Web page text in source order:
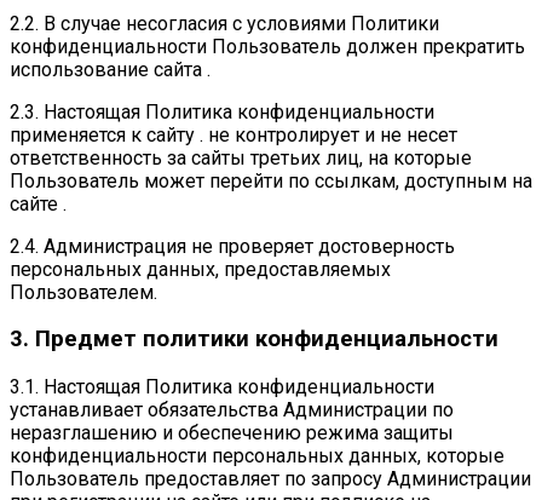
2.2. В случае несогласия с условиями Политики
конфиденциальности Пользователь должен прекратить
использование сайта .
2.3. Настоящая Политика конфиденциальности
применяется к сайту . не контролирует и не несет
ответственность за сайты третьих лиц, на которые
Пользователь может перейти по ссылкам, доступным на
сайте .
2.4. Администрация не проверяет достоверность
персональных данных, предоставляемых
Пользователем.
3. Предмет политики конфиденциальности
3.1. Настоящая Политика конфиденциальности
устанавливает обязательства Администрации по
неразглашению и обеспечению режима защиты
конфиденциальности персональных данных, которые
Пользователь предоставляет по запросу Администрации